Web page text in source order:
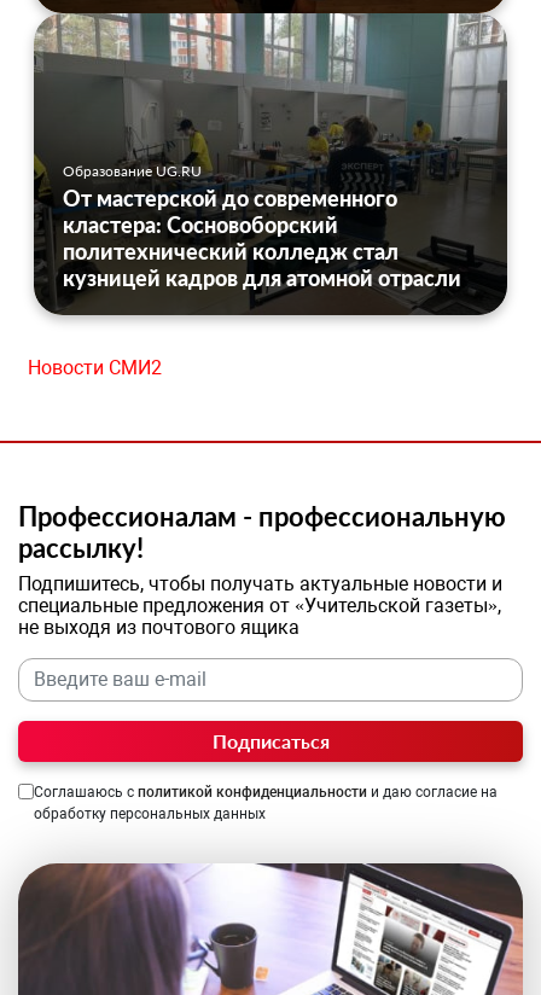
Образование UG.RU
От мастерской до современного
кластера: Сосновоборский
политехнический колледж стал
кузницей кадров для атомной отрасли
Новости СМИ2
Профессионалам - профессиональную
рассылку!
Подпишитесь, чтобы получать актуальные новости и
специальные предложения от «Учительской газеты»,
не выходя из почтового ящика
Подписаться
Соглашаюсь с политикой конфиденциальности и даю согласие на
обработку персональных данных